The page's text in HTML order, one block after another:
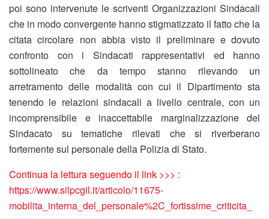
poi sono intervenute le scriventi Organizzazioni Sindacali
che in modo convergente hanno stigmatizzato il fatto che la
citata circolare non abbia visto il preliminare e dovuto
confronto con i Sindacati rappresentativi ed hanno
sottolineato che da tempo stanno rilevando un
arretramento delle modalità con cui il Dipartimento sta
tenendo le relazioni sindacali a livello centrale, con un
incomprensibile e inaccettabile marginalizzazione del
Sindacato su tematiche rilevati che si riverberano
fortemente sul personale della Polizia di Stato.
Continua la lettura seguendo il link >>> :
https://www.silpcgil.it/articolo/11675-
mobilita_interna_del_personale%2C_fortissime_criticita_